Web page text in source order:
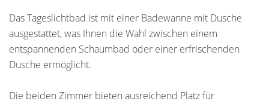
Das Tageslichtbad ist mit einer Badewanne mit Dusche
ausgestattet, was Ihnen die Wahl zwischen einem
entspannenden Schaumbad oder einer erfrischenden
Dusche ermöglicht.
Die beiden Zimmer bieten ausreichend Platz für